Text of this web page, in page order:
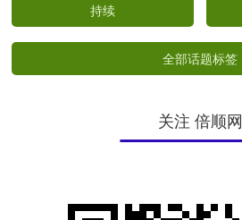
持续
全部话题标签
关注 倍顺网